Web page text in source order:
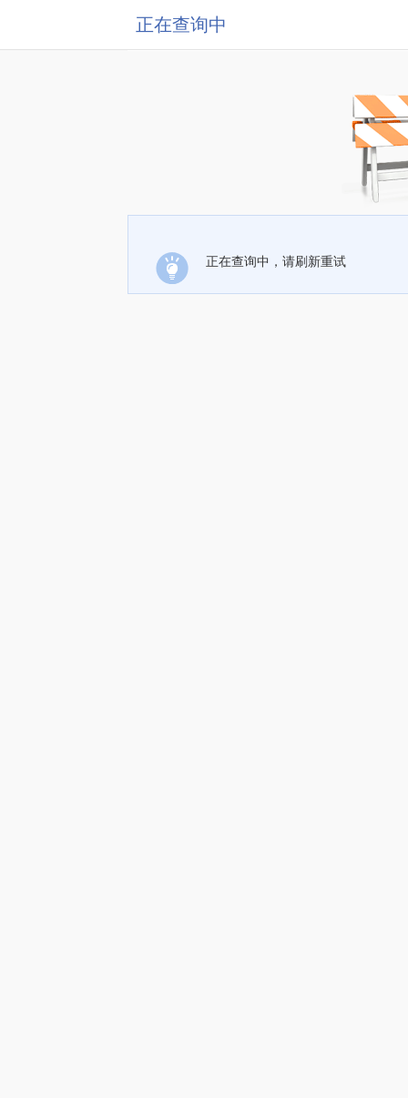
正在查询中
正在查询中，请刷新重试